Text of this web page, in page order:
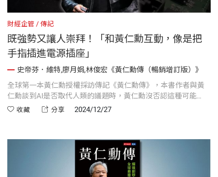
財經企管 傳記
既強勢又讓人崇拜！「和黃仁勳互動，像是把
手指插進電源插座」
史帝芬．維特,廖月娟,林俊宏《黃仁勳傳（暢銷增訂版）》
全球第一本黃仁勳授權採訪傳記《黃仁勳傳》，本書作者與黃
仁勳談到AI是否取代人類的議題時，黃仁勳沒否認這種可能
性，但他向我保證，人類被機器取代的那一刻不會那麼快到
收藏 分享 2024/12/27